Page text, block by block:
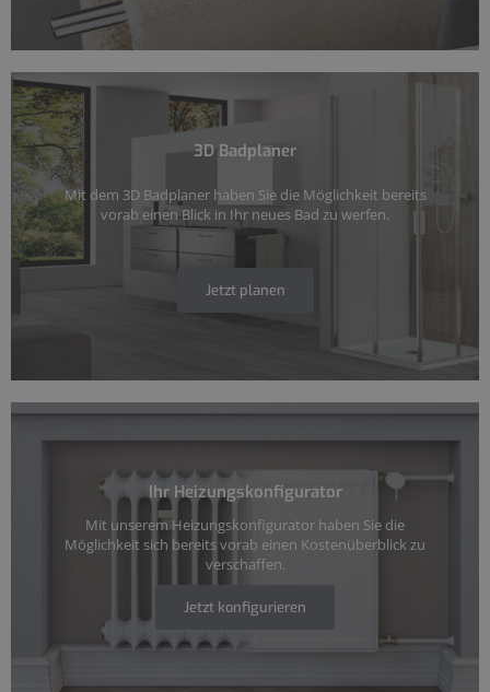
3D Badplaner
Mit dem 3D Badplaner haben Sie die Möglichkeit bereits
vorab einen Blick in Ihr neues Bad zu werfen.
Jetzt planen
Ihr Heizungskonfigurator
Mit unserem Heizungskonfigurator haben Sie die
Möglichkeit sich bereits vorab einen Kostenüberblick zu
verschaffen.
Jetzt konfigurieren